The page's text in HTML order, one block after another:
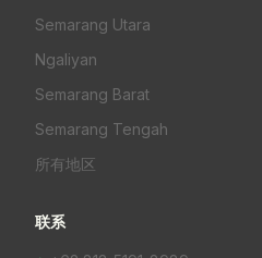
Semarang Utara
Ngaliyan
Semarang Barat
Semarang Tengah
所有地区
联系